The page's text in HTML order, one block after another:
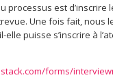
processus est d’inscrire
Une fois fait, nous
elle puisse s’inscrire à
forms/